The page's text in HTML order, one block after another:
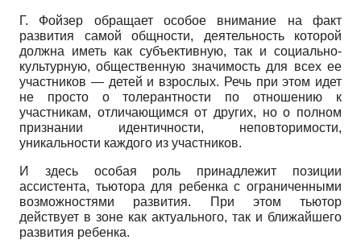
Г. Фойзер обращает особое внимание на факт
развития самой общности, деятельность которой
должна иметь как субъективную, так и социально-
культурную, общественную значимость для всех ее
участников — детей и взрослых. Речь при этом идет
не просто о толерантности по отношению к
участникам, отличающимся от других, но о полном
признании идентичности, неповторимости,
уникальности каждого из участников.
И здесь особая роль принадлежит позиции
ассистента, тьютора для ребенка с ограниченными
возможностями развития. При этом тьютор
действует в зоне как актуального, так и ближайшего
развития ребенка.